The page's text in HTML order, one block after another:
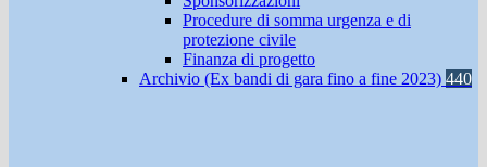
Procedure di somma urgenza e di
protezione civile
Finanza di progetto
Archivio (Ex bandi di gara fino a fine 2023) 440